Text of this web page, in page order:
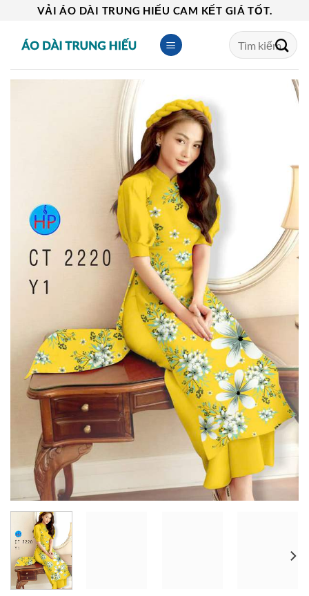
content
VẢI ÁO DÀI TRUNG HIẾU CAM KẾT GIÁ TỐT.
Tìm
kiếm: